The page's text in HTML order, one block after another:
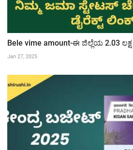
Bele vime amount-ಈ ಜಿಲ್ಲೆಯ 2.03
Jan 27, 2025